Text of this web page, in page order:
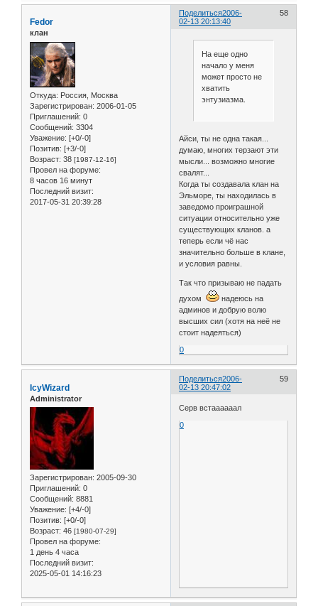
Поделиться 58
2006-
02-13 20:13:40
Fedor
клан
Откуда: Россия, Москва
Зарегистрирован: 2006-01-05
Приглашений: 0
Сообщений: 3304
Уважение: [+0/-0]
Позитив: [+3/-0]
Возраст: 38 [1987-12-16]
Провел на форуме:
8 часов 16 минут
Последний визит:
2017-05-31 20:39:28
На еще одно
начало у меня
может просто не
хватить
энтузиазма.
Айси, ты не одна такая...
думаю, многих терзают эти
мысли... возможно многие
свалят...
Когда ты создавала клан на
Эльморе, ты находилась в
заведомо проиграшной
ситуации относительно уже
существующих кланов. а
теперь если чё нас
значительно больше в клане,
и условия равны.
Так что призываю не падать
духом
надеюсь на
админов и добрую волю
высших сил (хотя на неё не
стоит надеяться)
0
Поделиться 59
2006-
02-13 20:47:02
IcyWizard
Administrator
Зарегистрирован: 2005-09-30
Приглашений: 0
Сообщений: 8881
Уважение: [+4/-0]
Позитив: [+0/-0]
Возраст: 46 [1980-07-29]
Провел на форуме:
1 день 4 часа
Последний визит:
2025-05-01 14:16:23
Серв встаааааал
0